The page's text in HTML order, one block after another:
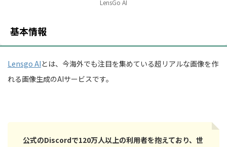
LensGo AI
基本情報
Lensgo AIとは、今海外でも注目を集めている超リアルな画像を作
れる画像生成のAIサービスです。
公式のDiscordで120万人以上の利用者を抱えており、世